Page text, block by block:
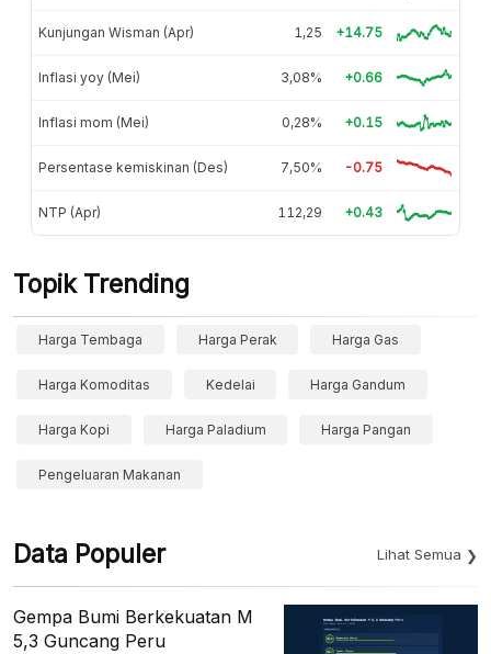
Kunjungan Wisman (Apr) 1,25 +14.75
Inflasi yoy (Mei) 3,08% +0.66
Inflasi mom (Mei) 0,28% +0.15
Persentase kemiskinan (Des) 7,50% -0.75
NTP (Apr) 112,29 +0.43
Topik Trending
Harga Tembaga Harga Perak Harga Gas
Harga Komoditas Kedelai Harga Gandum
Harga Kopi Harga Paladium Harga Pangan
Pengeluaran Makanan
Data Populer Lihat Semua
Gempa Bumi Berkekuatan M
5,3 Guncang Peru